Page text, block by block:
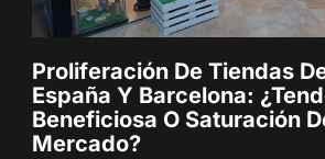
Proliferación De Tiendas
España Y Barcelona:
Beneficiosa O Saturación
Mercado?